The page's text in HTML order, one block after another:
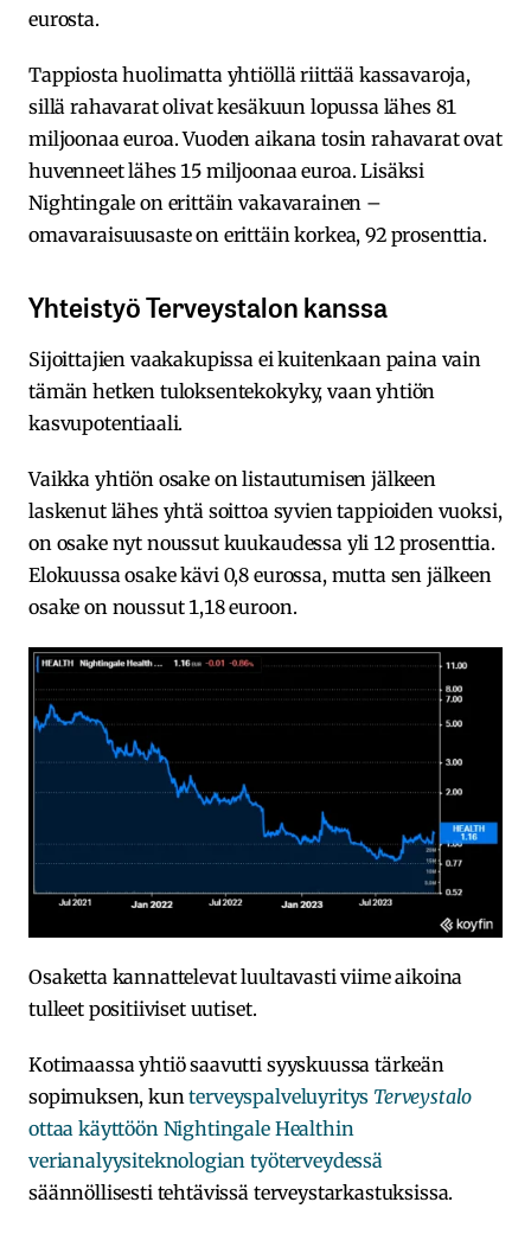
eurosta.
Tappiosta huolimatta yhtiöllä riittää kassavaroja,
sillä rahavarat olivat kesäkuun lopussa lähes 81
miljoonaa euroa. Vuoden aikana tosin rahavarat ovat
huvenneet lähes 15 miljoonaa euroa. Lisäksi
Nightingale on erittäin vakavarainen –
omavaraisuusaste on erittäin korkea, 92 prosenttia.
Yhteistyö Terveystalon kanssa
Sijoittajien vaakakupissa ei kuitenkaan paina vain
tämän hetken tuloksentekokyky, vaan yhtiön
kasvupotentiaali.
Vaikka yhtiön osake on listautumisen jälkeen
laskenut lähes yhtä soittoa syvien tappioiden vuoksi,
on osake nyt noussut kuukaudessa yli 12 prosenttia.
Elokuussa osake kävi 0,8 eurossa, mutta sen jälkeen
osake on noussut 1,18 euroon.
Osaketta kannattelevat luultavasti viime aikoina
tulleet positiiviset uutiset.
Kotimaassa yhtiö saavutti syyskuussa tärkeän
sopimuksen, kunterveyspalveluyritys Terveystalo
ottaa käyttöön Nightingale Healthin
verianalyysiteknologian työterveydessä
säännöllisesti tehtävissä terveystarkastuksissa.